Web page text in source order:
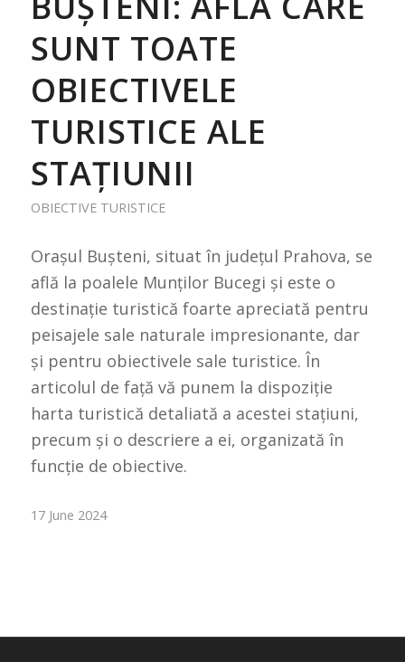
SUNT TOATE
OBIECTIVELE
TURISTICE ALE
STAȚIUNII
OBIECTIVE TURISTICE
Orașul Bușteni, situat în județul Prahova, se
află la poalele Munților Bucegi și este o
destinație turistică foarte apreciată pentru
peisajele sale naturale impresionante, dar
și pentru obiectivele sale turistice. În
articolul de față vă punem la dispoziție
harta turistică detaliată a acestei stațiuni,
precum și o descriere a ei, organizată în
funcție de obiective.
17 June 2024